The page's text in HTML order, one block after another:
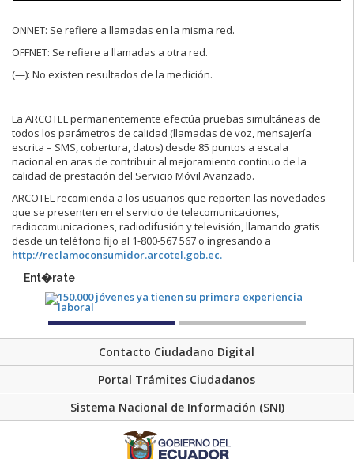
ONNET: Se refiere a llamadas en la misma red.
OFFNET: Se refiere a llamadas a otra red.
(—): No existen resultados de la medición.
La ARCOTEL permanentemente efectúa pruebas simultáneas de
todos los parámetros de calidad (llamadas de voz, mensajería
escrita – SMS, cobertura, datos) desde 85 puntos a escala
nacional en aras de contribuir al mejoramiento continuo de la
calidad de prestación del Servicio Móvil Avanzado.
ARCOTEL recomienda a los usuarios que reporten las novedades
que se presenten en el servicio de telecomunicaciones,
radiocomunicaciones, radiodifusión y televisión, llamando gratis
desde un teléfono fijo al 1-800-567 567 o ingresando a
http://reclamoconsumidor.arcotel.gob.ec.
Ent�rate
Contacto Ciudadano Digital
Portal Trámites Ciudadanos
Sistema Nacional de Información (SNI)